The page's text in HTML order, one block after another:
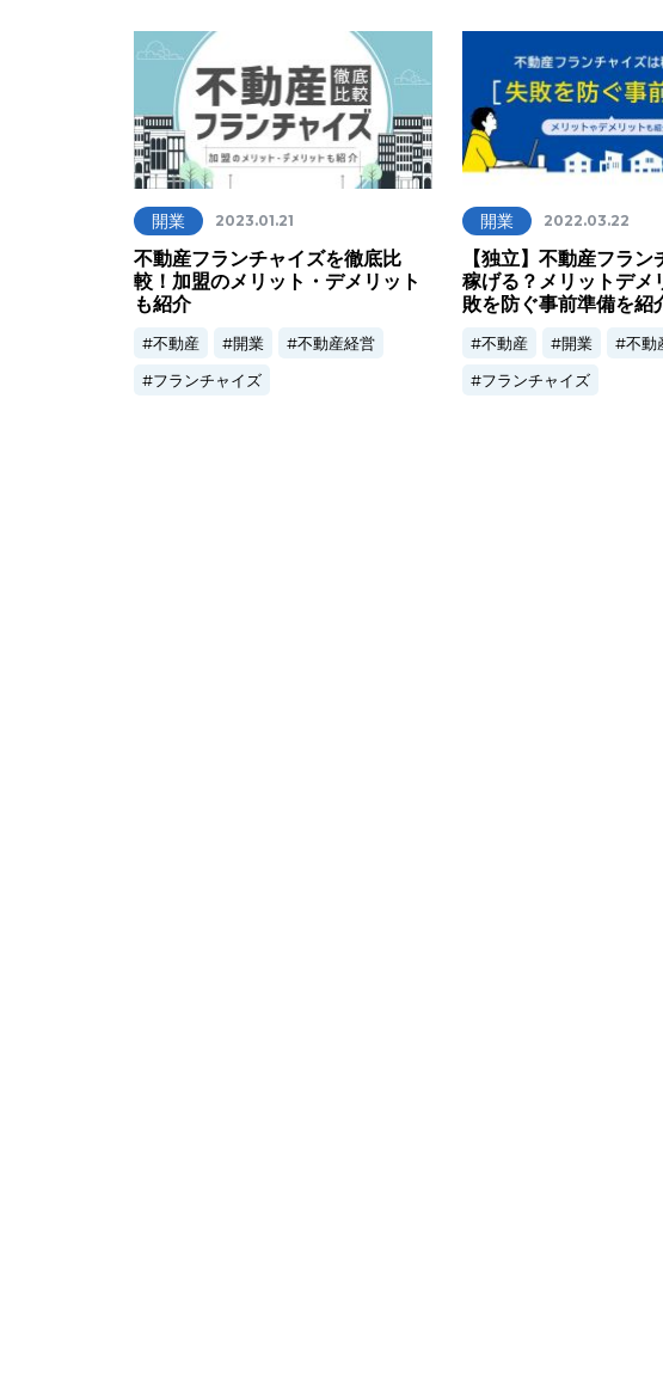
開業 2023.01.21
不動産フランチャイズを徹底比
較！加盟のメリット・デメリット
も紹介
不動産 開業
不動産経営
フランチャイズ
開業 2022.03.22
【独立】不動産フラン
稼げる？メリットデメ
敗を防ぐ事前準備を紹
不動産 開業
不動
フランチャイズ